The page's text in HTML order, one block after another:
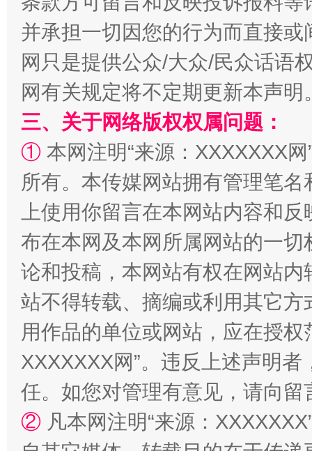
阿坝州三大球赛在茂县开幕 规模
国家大学科技园优化重塑工作
扯下公款旅游的“隐身衣” 如何以
并承担一切因您的行为而直接
网只是提供公众/大众/民众话语
网有关规定将不定期更新本声明
三、关于网络版权权属问题：
① 本网注明“来源：XXXXXXX
所有。本传媒网站拥有管理笔
上使用你留言在本网站内容和
布在本网及本网所属网站的一
论和投稿，本网站有权在网站
站不得转载、摘编或利用其它
用作品的单位或网站，应在授
XXXXXXX网”。违反上述声明
任。如您对管理有意见，请向
② 凡本网注明“来源：